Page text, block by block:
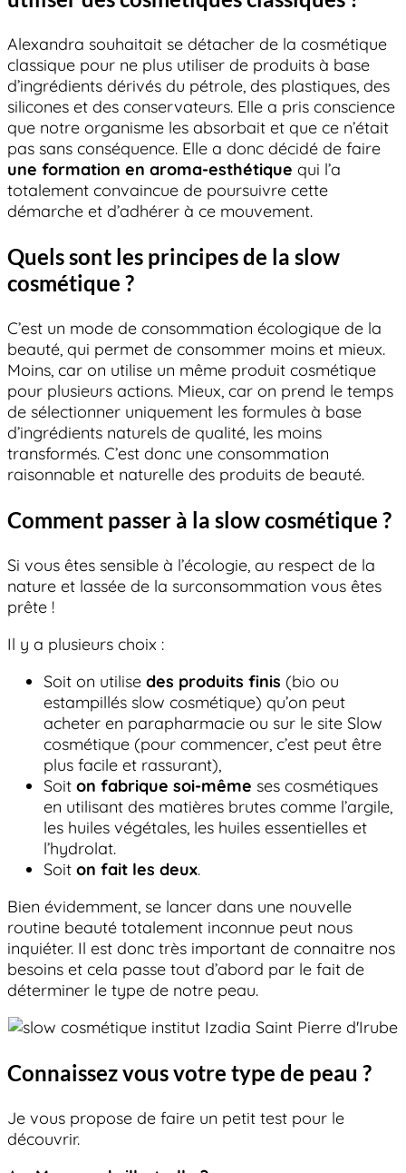
Alexandra souhaitait se détacher de la cosmétique
classique pour ne plus utiliser de produits à base
d’ingrédients dérivés du pétrole, des plastiques, des
silicones et des conservateurs. Elle a pris conscience
que notre organisme les absorbait et que ce n’était
pas sans conséquence. Elle a donc décidé de faire
une formation en aroma-esthétique qui l’a
totalement convaincue de poursuivre cette
démarche et d’adhérer à ce mouvement.
Quels sont les principes de la slow
cosmétique ?
C’est un mode de consommation écologique de la
beauté, qui permet de consommer moins et mieux.
Moins, car on utilise un même produit cosmétique
pour plusieurs actions. Mieux, car on prend le temps
de sélectionner uniquement les formules à base
d’ingrédients naturels de qualité, les moins
transformés. C’est donc une consommation
raisonnable et naturelle des produits de beauté.
Comment passer à la slow cosmétique ?
Si vous êtes sensible à l’écologie, au respect de la
nature et lassée de la surconsommation vous êtes
prête !
Il y a plusieurs choix :
Soit on utilise des produits finis (bio ou
estampillés slow cosmétique) qu’on peut
acheter en parapharmacie ou sur le site Slow
cosmétique (pour commencer, c’est peut être
plus facile et rassurant),
Soit on fabrique soi-même ses cosmétiques
en utilisant des matières brutes comme l’argile,
les huiles végétales, les huiles essentielles et
l’hydrolat.
Soit on fait les deux.
Bien évidemment, se lancer dans une nouvelle
routine beauté totalement inconnue peut nous
inquiéter. Il est donc très important de connaitre nos
besoins et cela passe tout d’abord par le fait de
déterminer le type de notre peau.
Connaissez vous votre type de peau ?
Je vous propose de faire un petit test pour le
découvrir.